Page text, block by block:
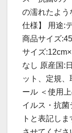
の濡れたよう
仕様】 用途:
商品サイズ
サイズ
なし 原産国:
ット、定規
ール ＜使用
イルス・抗菌
トと表記し